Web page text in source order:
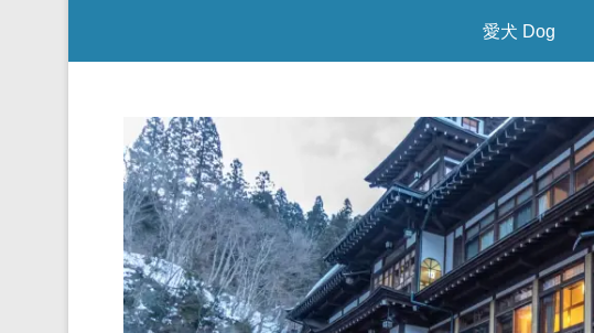
愛犬 Dog